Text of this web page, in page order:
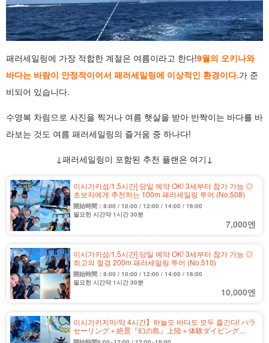
패러세일링에 가장 적합한 계절은 여름이라고 한다!9월의 오키나와
바다는 바람이 안정적이어서 패러세일링에 이상적인 환경이다.가 준
비되어 있습니다.
수영복 차림으로 사진을 찍거나 여름 햇살을 받아 반짝이는 바다를 바
라보는 것도 여름 패러세일링의 즐거움 중 하나다!
↓패러세일링이 포함된 추천 플랜은 여기↓
이시가키섬/1.5시간] 당일 예약 OK! 3세부터 참가 가능 ◎
초보자에게 추천하는 100m 패러세일링 투어 (No.508)
開始時間：8:00 / 10:00 / 12:00 / 14:00 / 16:00
필요한 시간약 1시간 30분
7,000엔
이시가키섬/1.5시간] 당일 예약 OK! 3세부터 참가 가능 ◎
최고의 절경 200m 패러세일링 투어 (No.510)
開始時間：8:00 / 10:00 / 12:00 / 14:00 / 16:00
필요한 시간약 1시간 30분
10,000엔
이시가키지마/약 4시간】하늘도 바다도 모두 즐긴다! パラ
セーリング＋絶景『幻の島』上陸＋体験ダイビング
★《ツアー写真無制限プレゼント》（No.215)